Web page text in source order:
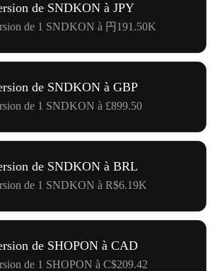
de SNDKON à JPY
de 1 SNDKON à 円191.50K
de SNDKON à GBP
de 1 SNDKON à £899.50
de SNDKON à BRL
de 1 SNDKON à R$6.19K
de SHOPON à CAD
de 1 SHOPON à C$209.42